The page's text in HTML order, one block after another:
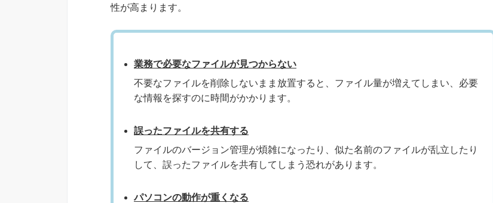
性が高まります。
業務で必要なファイルが見つからない
不要なファイルを削除しないまま放置すると、ファイル量が増えてしまい、必要
な情報を探すのに時間がかかります。
誤ったファイルを共有する
ファイルのバージョン管理が煩雑になったり、似た名前のファイルが乱立したり
して、誤ったファイルを共有してしまう恐れがあります。
パソコンの動作が重くなる